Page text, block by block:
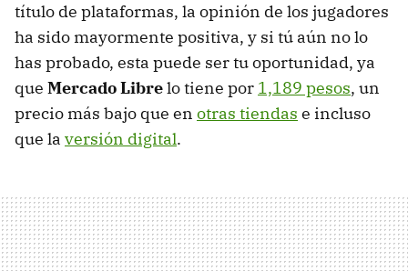
título de plataformas, la opinión de los jugadores
ha sido mayormente positiva, y si tú aún no lo
has probado, esta puede ser tu oportunidad, ya
que Mercado Librelo tiene por 1,189 pesos, un
precio más bajo que en otras tiendas e incluso
que la versión digital.